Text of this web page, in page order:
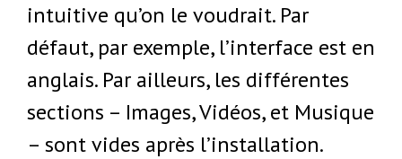
intuitive qu’on le voudrait. Par
défaut, par exemple, l’interface est en
anglais. Par ailleurs, les différentes
sections – Images, Vidéos, et Musique
– sont vides après l’installation.